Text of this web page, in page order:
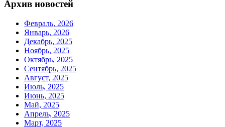
Архив новостей
Февраль, 2026
Январь, 2026
Декабрь, 2025
Ноябрь, 2025
Октябрь, 2025
Сентябрь, 2025
Август, 2025
Июль, 2025
Июнь, 2025
Май, 2025
Апрель, 2025
Март, 2025